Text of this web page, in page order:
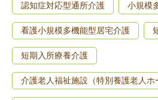
認知症対応型通所介護 小規模
看護小規模多機能型居宅介護
短期入所療養介護
介護老人福祉施設（特別養護老人ホ